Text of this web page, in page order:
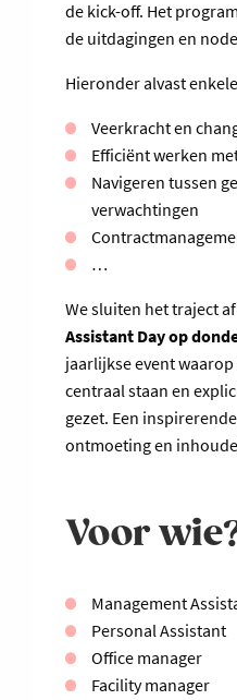
de kick-off. Het
de uitdagingen en
Hieronder alvast
Veerkracht en
Efficiënt werken
Navigeren tussen
verwachtingen
…
We sluiten het traject
Assistant Day op
jaarlijkse event
centraal staan en
gezet. Een
ontmoeting en
Voor
Management
Personal Assistant
Office manager
Facility manager